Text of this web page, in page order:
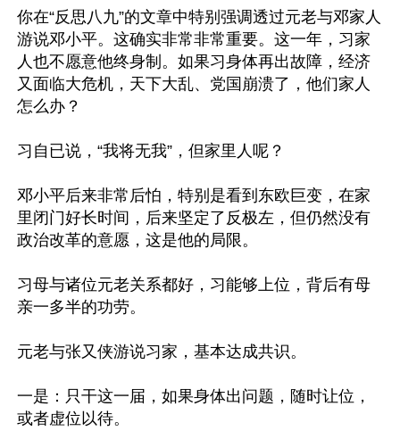
你在“反思八九”的文章中特别强调透过元老与邓家人
游说邓小平。这确实非常非常重要。这一年，习家
人也不愿意他终身制。如果习身体再出故障，经济
又面临大危机，天下大乱、党国崩溃了，他们家人
怎么办？
习自已说，“我将无我”，但家里人呢？
邓小平后来非常后怕，特别是看到东欧巨变，在家
里闭门好长时间，后来坚定了反极左，但仍然没有
政治改革的意愿，这是他的局限。
习母与诸位元老关系都好，习能够上位，背后有母
亲一多半的功劳。
元老与张又侠游说习家，基本达成共识。
一是：只干这一届，如果身体出问题，随时让位，
或者虚位以待。